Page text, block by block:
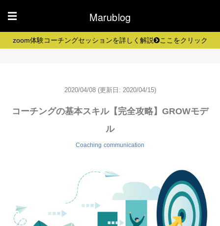
☰ Marublog
zoom体験コーチングセッションを詳しく解説 ここをクリック
2020/04/08 (更新日: 2020/04/15)
コーチングの基本スキル【完全攻略】GROWモデ
ル
Coaching communication